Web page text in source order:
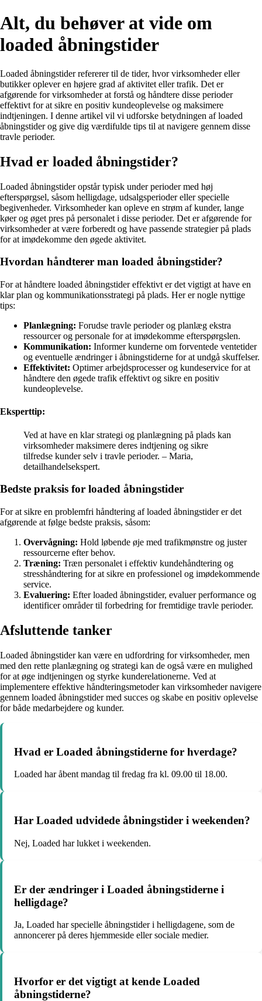
Alt, du behøver at vide om
loaded åbningstider
Loaded åbningstider refererer til de tider, hvor virksomheder eller
butikker oplever en højere grad af aktivitet eller trafik. Det er
afgørende for virksomheder at forstå og håndtere disse perioder
effektivt for at sikre en positiv kundeoplevelse og maksimere
indtjeningen. I denne artikel vil vi udforske betydningen af loaded
åbningstider og give dig værdifulde tips til at navigere gennem disse
travle perioder.
Hvad er loaded åbningstider?
Loaded åbningstider opstår typisk under perioder med høj
efterspørgsel, såsom helligdage, udsalgsperioder eller specielle
begivenheder. Virksomheder kan opleve en strøm af kunder, lange
køer og øget pres på personalet i disse perioder. Det er afgørende for
virksomheder at være forberedt og have passende strategier på plads
for at imødekomme den øgede aktivitet.
Hvordan håndterer man loaded åbningstider?
For at håndtere loaded åbningstider effektivt er det vigtigt at have en
klar plan og kommunikationsstrategi på plads. Her er nogle nyttige
tips:
Planlægning: Forudse travle perioder og planlæg ekstra
ressourcer og personale for at imødekomme efterspørgslen.
Kommunikation: Informer kunderne om forventede ventetider
og eventuelle ændringer i åbningstiderne for at undgå skuffelser.
Effektivitet: Optimer arbejdsprocesser og kundeservice for at
håndtere den øgede trafik effektivt og sikre en positiv
kundeoplevelse.
Eksperttip:
Ved at have en klar strategi og planlægning på plads kan
virksomheder maksimere deres indtjening og sikre
tilfredse kunder selv i travle perioder. – Maria,
detailhandelsekspert.
Bedste praksis for loaded åbningstider
For at sikre en problemfri håndtering af loaded åbningstider er det
afgørende at følge bedste praksis, såsom:
Overvågning: Hold løbende øje med trafikmønstre og juster
ressourcerne efter behov.
Træning: Træn personalet i effektiv kundehåndtering og
stresshåndtering for at sikre en professionel og imødekommende
service.
Evaluering: Efter loaded åbningstider, evaluer performance og
identificer områder til forbedring for fremtidige travle perioder.
Afsluttende tanker
Loaded åbningstider kan være en udfordring for virksomheder, men
med den rette planlægning og strategi kan de også være en mulighed
for at øge indtjeningen og styrke kunderelationerne. Ved at
implementere effektive håndteringsmetoder kan virksomheder navigere
gennem loaded åbningstider med succes og skabe en positiv oplevelse
for både medarbejdere og kunder.
Hvad er Loaded åbningstiderne for hverdage?
Loaded har åbent mandag til fredag fra kl. 09.00 til 18.00.
Har Loaded udvidede åbningstider i weekenden?
Nej, Loaded har lukket i weekenden.
Er der ændringer i Loaded åbningstiderne i
helligdage?
Ja, Loaded har specielle åbningstider i helligdagene, som de
annoncerer på deres hjemmeside eller sociale medier.
Hvorfor er det vigtigt at kende Loaded
åbningstiderne?